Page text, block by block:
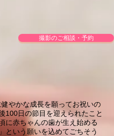
撮影のご相談・予約
やかな成長を願ってお祝いの
100日の節目を迎えられたこと
に赤ちゃんの歯が生え始める
という願いを込めてごちそう